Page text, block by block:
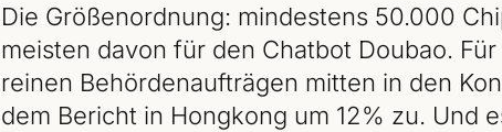
Die Größenordnung: mindestens 50.000
meisten davon für den Chatbot Doubao.
reinen Behördenaufträgen mitten in den
dem Bericht in Hongkong um 12% zu. Und